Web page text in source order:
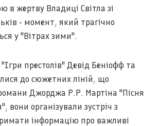
в жертву Владиці Світла зі
- момент, який трагічно
у "Вітрах зими".
престолів" Девід Беніофф та
до сюжетних ліній, що
Джорджа Р.Р. Мартіна "Пісня
вони організували зустріч з
інформацію про важливі